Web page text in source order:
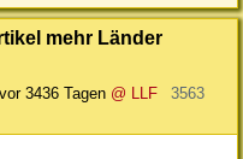
mehr Länder
vor 3436 Tagen @ LLF
3563